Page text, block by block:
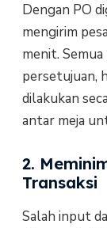
Dengan PO
mengirim
menit.
persetujuan,
dilakukan
antar meja
2.
Transaksi
Salah input